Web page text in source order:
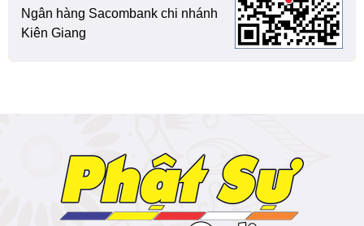
Ngân hàng Sacombank chi nhánh
Kiên Giang